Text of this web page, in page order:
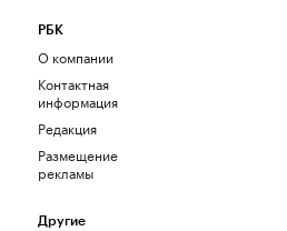
РБК
О компании
Контактная
информация
Редакция
Размещение
рекламы
Другие